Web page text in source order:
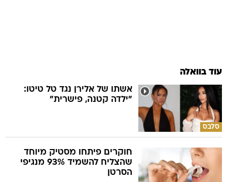
עוד בוואלה
סלבס
אשתו של אלירן נגד טל טיטו:
"ילדה קטנה, פישרית"
חוקרים פיתחו מסטיק מיוחד
שהצליח להשמיד 93% מנגיפי
הסרטן